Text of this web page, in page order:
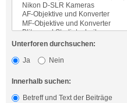
Unterforen durchsuchen:
Ja
Nein
Innerhalb suchen:
Betreff und Text der Beiträge